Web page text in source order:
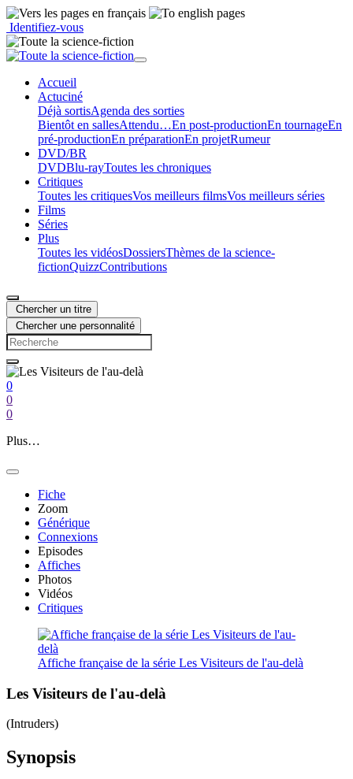
Identifiez-vous
Accueil
Actuciné
Déjà sortisAgenda des sorties
Bientôt en sallesAttendu…En post-productionEn tournageEn
pré-productionEn préparationEn projetRumeur
DVD/BR
DVDBlu-rayToutes les chroniques
Critiques
Toutes les critiquesVos meilleurs filmsVos meilleurs séries
Films
Séries
Plus
Toutes les vidéosDossiersThèmes de la science-
fictionQuizzContributions
Chercher un titre
Chercher une personnalité
0
0
0
Plus…
Fiche
Zoom
Générique
Connexions
Episodes
Affiches
Photos
Vidéos
Critiques
Affiche française de la série Les Visiteurs de l'au-delà
Les Visiteurs de l'au-delà
(Intruders)
Synopsis